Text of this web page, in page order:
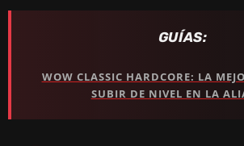
GUÍAS:
WOW CLASSIC HARDCORE: LA
SUBIR DE NIVEL EN LA